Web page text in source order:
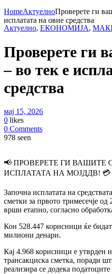
HomeАктуелноПроверете ги
исплатата на овие средства
Актуелно, ЕКОНОМИЈА,
Проверете ги
– во тек е
средства
мај 15, 2026
0 likes
0 Comments
978 seen
📢 ПРОВЕРЕТЕ ГИ ВАШИТЕ
ИСПЛАТАТА НА МОЈДДВ! 💳
Започна исплатата на
сметки за првото тримесечје
врши етапно, согласно
Кон 528.447 корисници ќе
милиони денари.
Кај 4.968 корисници е утврден
трансакциска сметка, поради
реализира се додека податоците